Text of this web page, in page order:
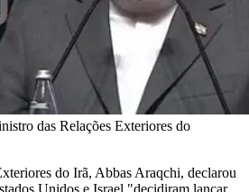
das Relações Exteriores do
do Irã, Abbas Araqchi, declarou